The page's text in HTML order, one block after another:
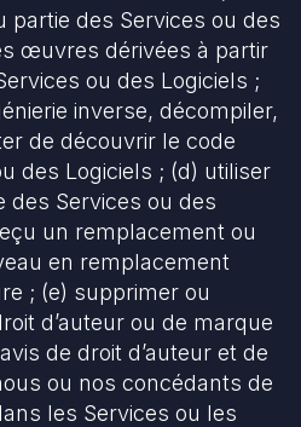
partie des Services ou des
œuvres dérivées à partir
ou des Logiciels ;
inverse, décompiler,
de découvrir le code
des Logiciels ; (d) utiliser
des Services ou des
un remplacement ou
en remplacement
; (e) supprimer ou
d’auteur ou de marque
de droit d’auteur et de
ou nos concédants de
les Services ou les